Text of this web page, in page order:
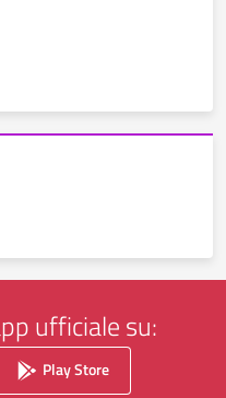
ufficiale su:
Play Store